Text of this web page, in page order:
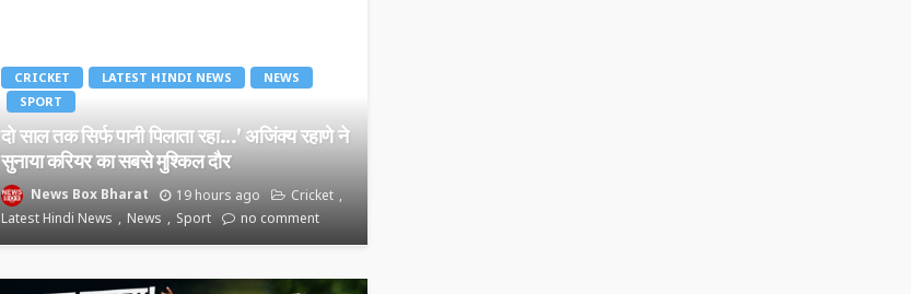
CRICKET LATEST HINDI NEWS
NEWS
SPORT
दो साल तक सिर्फ पानी पिलाता रहा…’ अजिंक्य रहाणे ने
सुनाया करियर का सबसे मुश्किल दौर
News Box Bharat 19 hours ago
Cricket
Latest Hindi News
News Sport no comment